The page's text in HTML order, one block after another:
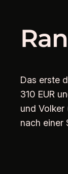
springen
Das erste
310 EUR
und Volker
nach einer